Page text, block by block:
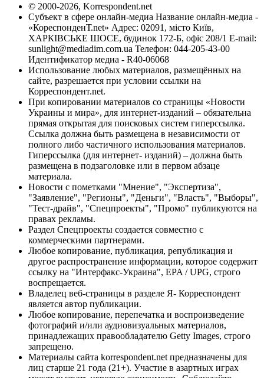
© 2000-2026, Korrespondent.net
Субъект в сфере онлайн-медиа Название онлайн-медиа -
«КореспонденТ.net» Адрес: 02091, місто Київ,
ХАРКІВСЬКЕ ШОСЕ, будинок 172-Б, офіс 208/1 E-mail:
sunlight@mediadim.com.ua Телефон: 044-205-43-00
Идентификатор медиа - R40-06068
Использование любых материалов, размещённых на
сайте, разрешается при условии ссылки на
Корреспондент.net.
При копировании материалов со страницы «Новости
Украины и мира», для интернет-изданий – обязательна
прямая открытая для поисковых систем гиперссылка.
Ссылка должна быть размещена в независимости от
полного либо частичного использования материалов.
Гиперссылка (для интернет- изданий) – должна быть
размещена в подзаголовке или в первом абзаце
материала.
Новости с пометками "Мнение", "Экспертиза",
"Заявление", "Регионы", "Деньги", "Власть", "Выборы",
"Тест-драйв", "Спецпроекты", "Промо" публикуются на
правах рекламы.
Раздел Спецпроекты создается совместно с
коммерческими партнерами.
Любое копирование, публикация, републикация и
другое распространение информации, которое содержит
ссылку на "Интерфакс-Украина", EPA / UPG, строго
воспрещается.
Владелец веб-страницы в разделе Я- Корреспондент
является автор публикации.
Любое копирование, перепечатка и воспроизведение
фотографий и/или аудиовизуальных материалов,
принадлежащих правообладателю Getty Images, строго
запрещено.
Материалы сайта korrespondent.net предназначены для
лиц старше 21 года (21+). Участие в азартных играх